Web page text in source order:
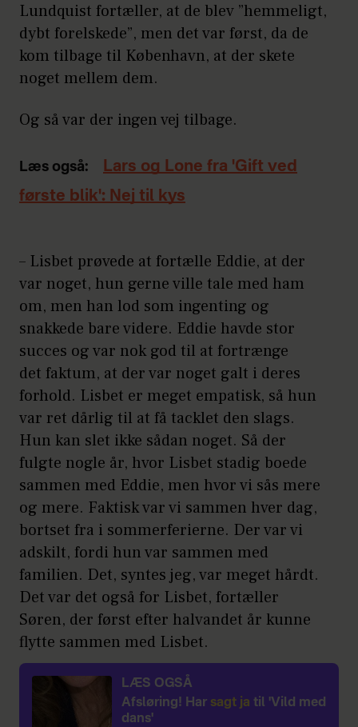
Lundquist fortæller, at de blev ”hemmeligt,
dybt forelskede”, men det var først, da de
kom tilbage til København, at der skete
noget mellem dem.
Og så var der ingen vej tilbage.
Læs også:
Lars og Lone fra 'Gift ved
første blik': Nej til kys
– Lisbet prøvede at fortælle Eddie, at der
var noget, hun gerne ville tale med ham
om, men han lod som ingenting og
snakkede bare videre. Eddie havde stor
succes og var nok god til at fortrænge
det faktum, at der var noget galt i deres
forhold. Lisbet er meget empatisk, så hun
var ret dårlig til at få tacklet den slags.
Hun kan slet ikke sådan noget. Så der
fulgte nogle år, hvor Lisbet stadig boede
sammen med Eddie, men hvor vi sås mere
og mere. Faktisk var vi sammen hver dag,
bortset fra i sommerferierne. Der var vi
adskilt, fordi hun var sammen med
familien. Det, syntes jeg, var meget hårdt.
Det var det også for Lisbet, fortæller
Søren, der først efter halvandet år kunne
flytte sammen med Lisbet.
LÆS OGSÅ
Afsløring! Har sagt ja til 'Vild med
dans'